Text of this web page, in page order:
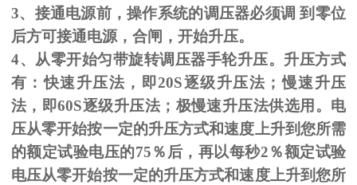
3、接通电源前，操作系统的调压器必须调 到零位
后方可接通电源，合闸，开始升压。
4、从零开始匀带旋转调压器手轮升压。升压方式
有：快速升压法，即20S逐级升压法；慢速升压
法，即60S逐级升压法；极慢速升压法供选用。电
压从零开始按一定的升压方式和速度上升到您所需
的额定试验电压的75％后，再以每秒2％额定试验
电压从零开始按一定的升压方式和速度上升到您所